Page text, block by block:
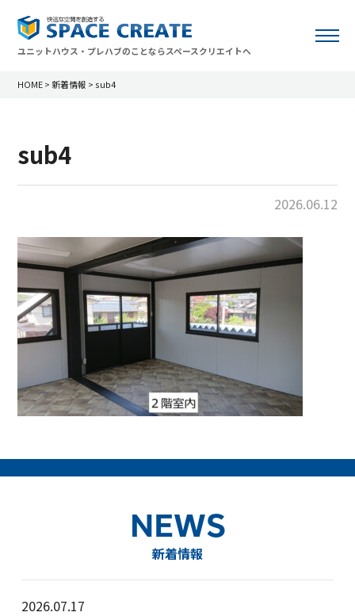
ユニットハウス・プレハブのことならスペースクリエイトへ
HOME > 新着情報 > sub4
sub4
2026.06.12
NEWS
新着情報
2026.07.17